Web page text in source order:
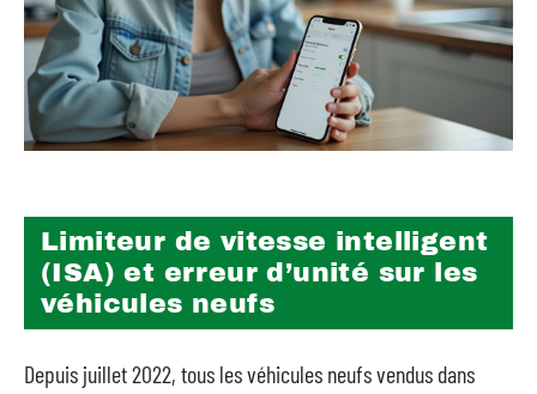
Limiteur de vitesse intelligent
(ISA) et erreur d’unité sur les
véhicules neufs
Depuis juillet 2022, tous les véhicules neufs vendus dans